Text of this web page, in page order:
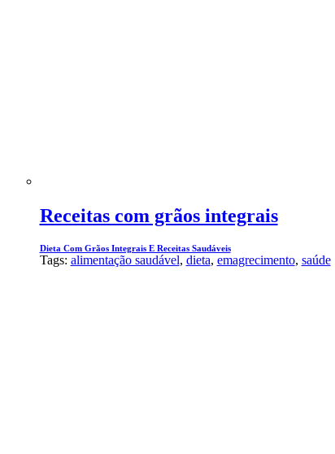
Receitas com grãos integrais
Dieta Com Grãos Integrais E Receitas Saudáveis
Tags: alimentação saudável, dieta, emagrecimento, saúde